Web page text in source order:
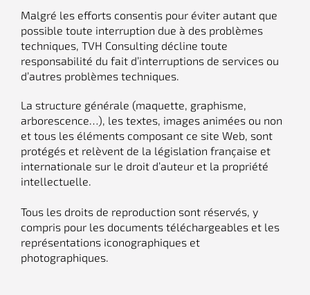
Malgré les efforts consentis pour éviter autant que
possible toute interruption due à des problèmes
techniques, TVH Consulting décline toute
responsabilité du fait d’interruptions de services ou
d’autres problèmes techniques.
La structure générale (maquette, graphisme,
arborescence…), les textes, images animées ou non
et tous les éléments composant ce site Web, sont
protégés et relèvent de la législation française et
internationale sur le droit d’auteur et la propriété
intellectuelle.
Tous les droits de reproduction sont réservés, y
compris pour les documents téléchargeables et les
représentations iconographiques et
photographiques.